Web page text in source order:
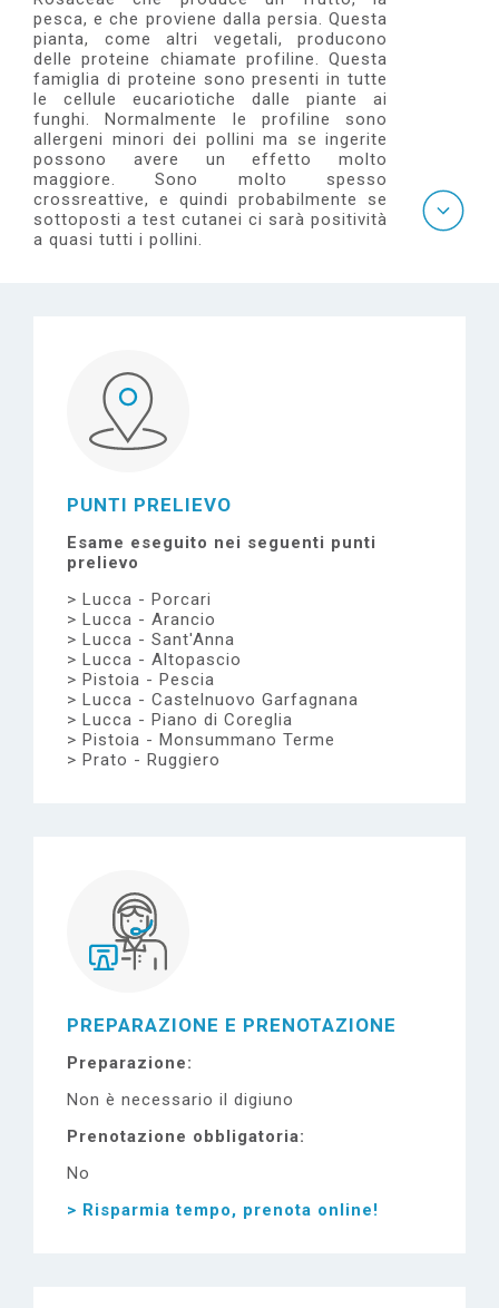
pesca, e che proviene dalla persia. Questa
pianta, come altri vegetali, producono
delle proteine chiamate profiline. Questa
famiglia di proteine sono presenti in tutte
le cellule eucariotiche dalle piante ai
funghi. Normalmente le profiline sono
allergeni minori dei pollini ma se ingerite
possono avere un effetto molto
maggiore. Sono molto spesso
crossreattive, e quindi probabilmente se
sottoposti a test cutanei ci sarà positività
a quasi tutti i pollini.
PUNTI PRELIEVO
Esame eseguito nei seguenti punti
prelievo
Lucca - Porcari
Lucca - Arancio
Lucca - Sant'Anna
Lucca - Altopascio
Pistoia - Pescia
Lucca - Castelnuovo Garfagnana
Lucca - Piano di Coreglia
Pistoia - Monsummano Terme
Prato - Ruggiero
PREPARAZIONE E PRENOTAZIONE
Preparazione
Non è necessario il digiuno
Prenotazione obbligatoria
No
> Risparmia tempo, prenota online!